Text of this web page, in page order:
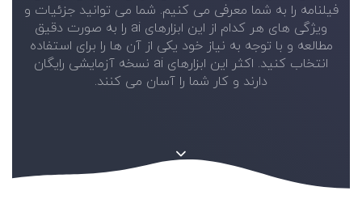
فیلنامه را به شما معرفی می کنیم. شما می توانید جزئیات و
ویژگی های هر کدام از این ابزارهای ai را به صورت دقیق
مطالعه و با توجه به نیاز خود یکی از آن ها را برای استفاده
انتخاب کنید. اکثر این ابزارهای ai نسخه آزمایشی رایگان
دارند و کار شما را آسان می کنند.